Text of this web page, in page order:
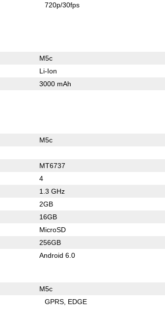
720p/30fps
M5c
Li-Ion
3000 mAh
M5c
MT6737
4
1.3 GHz
2GB
16GB
MicroSD
256GB
Android 6.0
M5c
GPRS EDGE